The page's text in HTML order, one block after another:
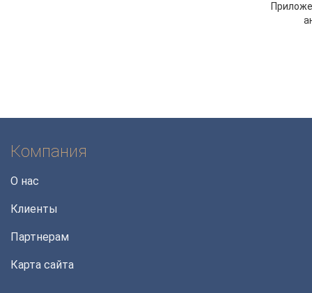
Компания
О нас
Клиенты
Партнерам
Карта сайта